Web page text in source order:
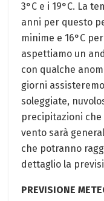
3°C e i 19°C. La
anni per questo
minime e 16°C
aspettiamo un
con qualche
giorni
soleggiate,
precipitazioni che
vento sarà
che potranno
dettaglio la
PREVISIONE